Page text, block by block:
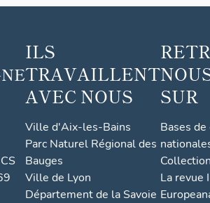
ILS
TRAVAILLENT
AVEC NOUS
Ville d'Aix-les-Bains
Parc Naturel Régional des
Bauges
Ville de Lyon
Département de la Savoie
SUR
Bases
La revue